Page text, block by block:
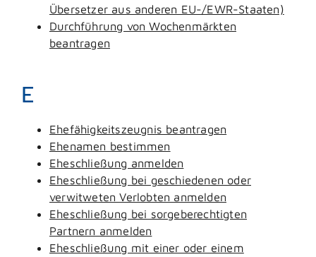
Übersetzer aus anderen EU-/EWR-Staaten)
Durchführung von Wochenmärkten
beantragen
E
Ehefähigkeitszeugnis beantragen
Ehenamen bestimmen
Eheschließung anmelden
Eheschließung bei geschiedenen oder
verwitweten Verlobten anmelden
Eheschließung bei sorgeberechtigten
Partnern anmelden
Eheschließung mit einer oder einem